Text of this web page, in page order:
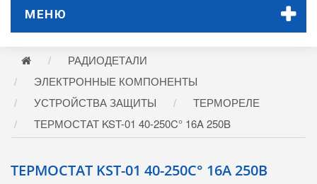
МЕНЮ
РАДИОДЕТАЛИ
ЭЛЕКТРОННЫЕ КОМПОНЕНТЫ
УСТРОЙСТВА ЗАЩИТЫ
ТЕРМОРЕЛЕ
ТЕРМОСТАТ KST-01 40-250C° 16A 250B
ТЕРМОСТАТ KST-01 40-250C° 16A 250B